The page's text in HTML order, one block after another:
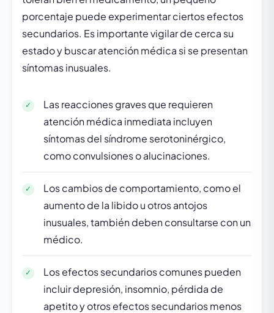
porcentaje puede experimentar ciertos efectos
secundarios. Es importante vigilar de cerca su
estado y buscar atención médica si se presentan
síntomas inusuales.
Las reacciones graves que requieren
atención médica inmediata incluyen
síntomas del síndrome serotoninérgico,
como convulsiones o alucinaciones.
Los cambios de comportamiento, como el
aumento de la libido u otros antojos
inusuales, también deben consultarse con un
médico.
Los efectos secundarios comunes pueden
incluir depresión, insomnio, pérdida de
apetito y otros efectos secundarios menos